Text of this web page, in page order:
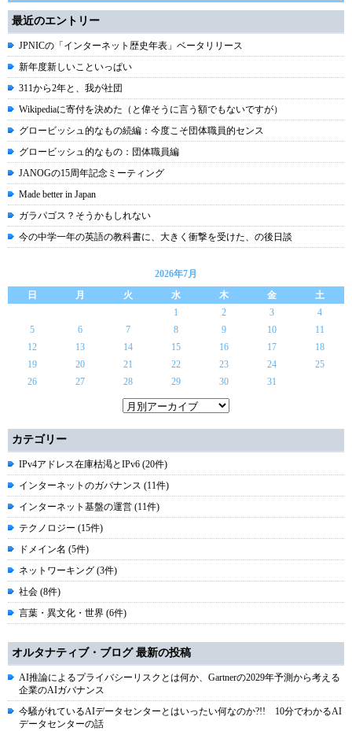
最近のエントリー
JPNICの「インターネット歴史年表」ベータリリース
新年度新しいこといっぱい
311から2年と、我が社団
Wikipediaに寄付を決めた（と偉そうに言う額でもないですが）
グロービッシュ的なもの続編：今度こそ団体職員的センス
グロービッシュ的なもの：団体職員編
JANOGの15周年記念ミーティング
Made better in Japan
ガラパゴス？そうかもしれない
今の中学一年の英語の教科書に、大きく衝撃を受けた、の後日談
2026年7月
日
月 火 水 木 金
土
1
2 3
4
5
6 7 8 9 10
11
12
13 14 15 16 17
18
19
20 21 22 23 24
25
26
27 28 29 30 31
カテゴリー
IPv4アドレス在庫枯渇とIPv6 (20件)
インターネットのガバナンス (11件)
インターネット基盤の運営 (11件)
テクノロジー (15件)
ドメイン名 (5件)
ネットワーキング (3件)
社会 (8件)
言葉・異文化・世界 (6件)
オルタナティブ・ブログ 最新の投稿
AI推論によるプライバシーリスクとは何か、Gartnerの2029年予測から考える
企業のAIガバナンス
今騒がれているAIデータセンターとはいったい何なのか?!! 10分でわかるAI
データセンターの話